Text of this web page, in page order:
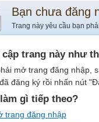
Bạn chưa đăng
Trang này yêu cầu bạn
cập trang này như
mở trang đăng nhập,
đăng ký rồi nhấn nút
gì tiếp theo?
trang đăng nhập